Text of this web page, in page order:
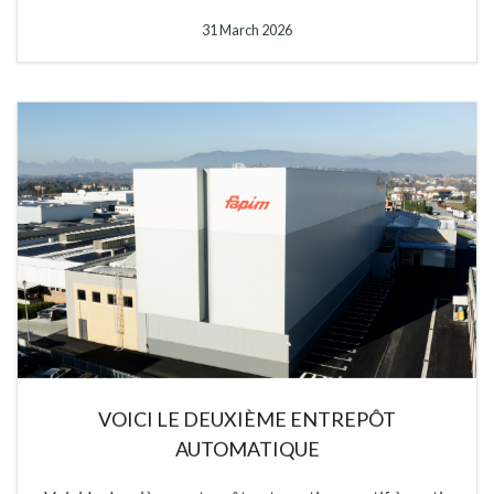
31 March 2026
VOICI LE DEUXIÈME ENTREPÔT
AUTOMATIQUE